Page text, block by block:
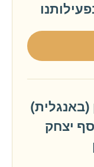
יצחק